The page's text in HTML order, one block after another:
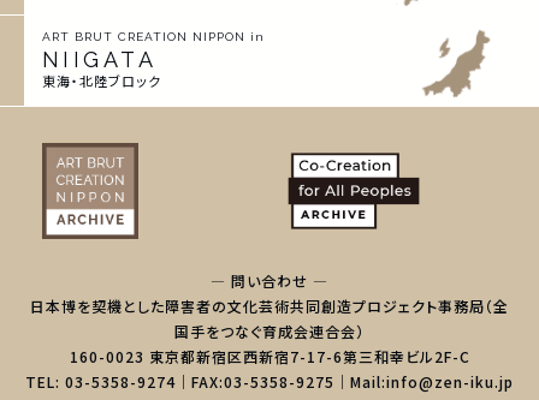
ART BRUT CREATION NIPPON in
NIIGATA
東海・北陸ブロック
— 問い合わせ —
日本博を契機とした障害者の文化芸術共同創造プロジェクト事務局（全
国手をつなぐ育成会連合会）
160-0023 東京都新宿区西新宿7-17-6第三和幸ビル2F-C
TEL: 03-5358-9274｜FAX:03-5358-9275｜Mail:info@zen-iku.jp